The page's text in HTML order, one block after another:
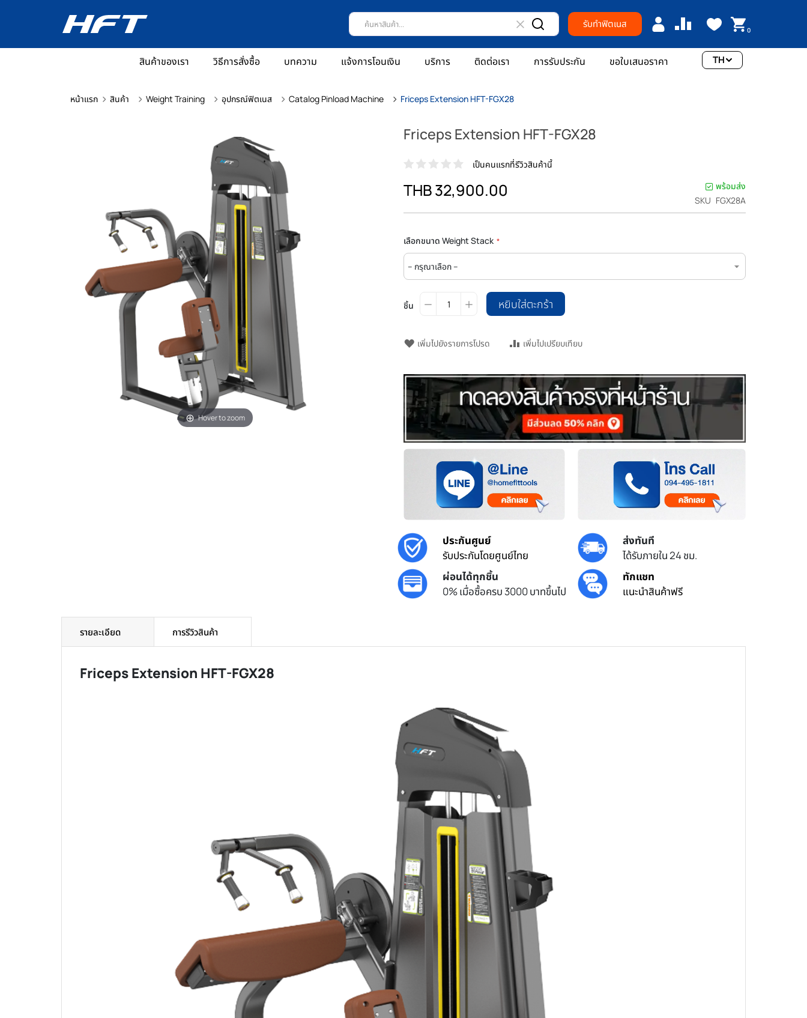
รับทำฟิตเนส 0
สินค้าของเรา วิธีการสั่งซื้อ บทความ แจ้งการโอนเงิน บริการ ติดต่อเรา การรับประกัน ขอใบเสนอราคา TH
หน้าแรก สินค้า Weight Training อุปกรณ์ฟิตเนส Catalog Pinload Machine Friceps Extension HFT-FGX28
Hover to zoom
Friceps Extension HFT-FGX28
เป็นคนแรกที่รีวิวสินค้านี้
THB 32,900.00
พร้อมส่ง
SKU FGX28A
เลือกขนาด Weight Stack
ชิ้น หยิบใส่ตะกร้า
เพิ่มไปยังรายการโปรด เพิ่มไปเปรียบเทียบ
ประกันศูนย์
รับประกันโดยศูนย์ไทย
ส่งทันที
ได้รับภายใน 24 ชม.
ผ่อนได้ทุกชิ้น
0% เมื่อซื้อครบ 3000 บาทขึ้นไป
ทักแชท
แนะนำสินค้าฟรี
รายละเอียด
Friceps Extension HFT-FGX28
การรีวิวสินค้า